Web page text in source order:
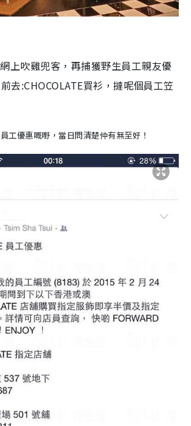
上吹雞兜客，再捕獲野生員工親友優
去:CHOCOLATE買衫，撻呢個員工笠
員工優惠嘅嘢，當日問清楚仲有無至好！